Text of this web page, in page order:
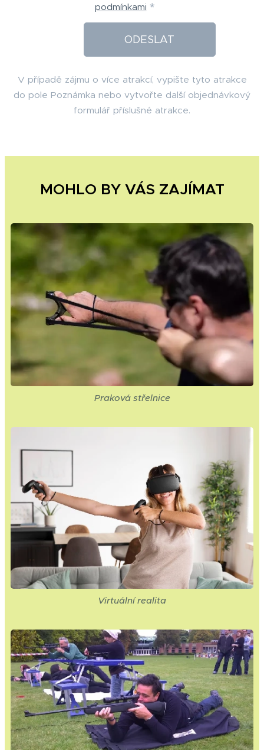
podmínkami
ODESLAT
V případě zájmu o více atrakcí, vypište tyto atrakce
do pole Poznámka nebo vytvořte další objednávkový
formulář příslušné atrakce.
MOHLO BY VÁS ZAJÍMAT
Praková střelnice
Virtuální realita